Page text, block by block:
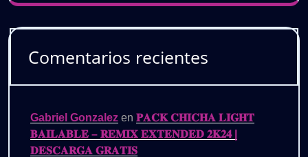
Comentarios recientes
Gabriel Gonzalez en 𝐏𝐀𝐂𝐊 𝐂𝐇𝐈𝐂𝐇𝐀 𝐋𝐈𝐆𝐇𝐓
𝐁𝐀𝐈𝐋𝐀𝐁𝐋𝐄 – 𝐑𝐄𝐌𝐈𝐗 𝐄𝐗𝐓𝐄𝐍𝐃𝐄𝐃 𝟐𝐊𝟐𝟒 |
𝐃𝐄𝐒𝐂𝐀𝐑𝐆𝐀 𝐆𝐑𝐀𝐓𝐈𝐒